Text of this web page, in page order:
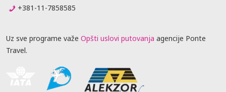
+381-11-7858585
Uz sve programe važe Opšti uslovi putovanja agencije Ponte
Travel.